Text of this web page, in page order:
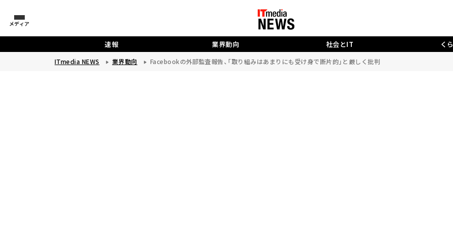
メディア
速報 業界動向 社会とIT く
ITmedia NEWS 業界動向 Facebookの外部監査報告、「取り組みはあまりにも受け身で断片的」と厳しく批判